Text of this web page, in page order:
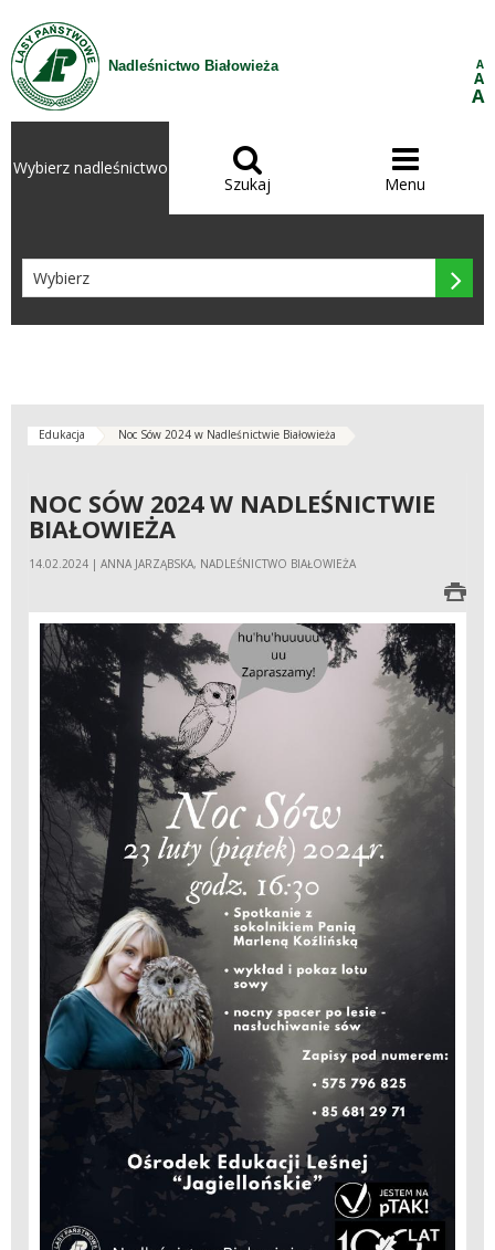
Przejdź do treści
Nadleśnictwo Białowieża A
A
A
Wybierz nadleśnictwo 
Szukaj

Menu

Edukacja Noc Sów 2024 w Nadleśnictwie Białowieża
NOC SÓW 2024 W NADLEŚNICTWIE
BIAŁOWIEŻA
14.02.2024 | ANNA JARZĄBSKA, NADLEŚNICTWO BIAŁOWIEŻA